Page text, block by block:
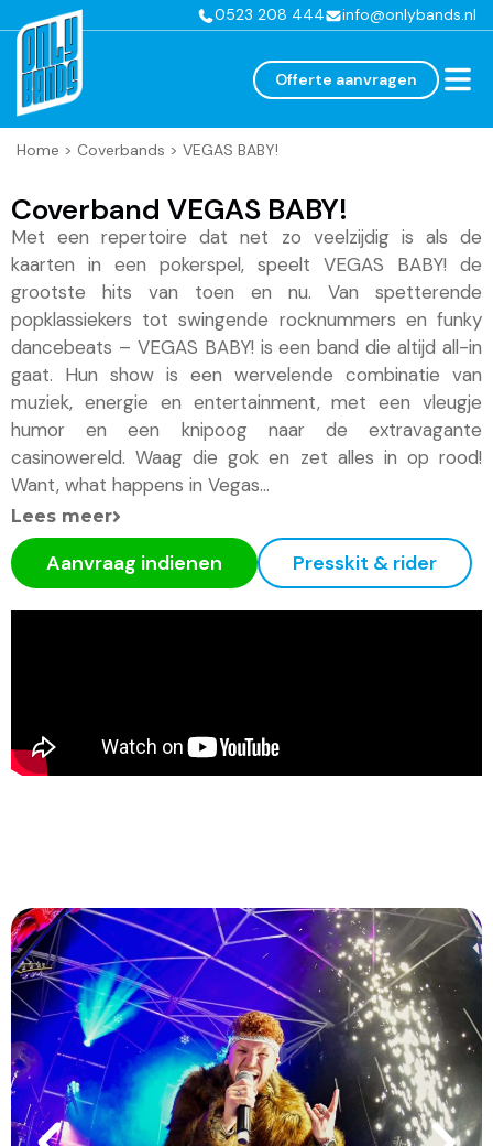
0523 208 444 info@onlybands.nl
Offerte aanvragen
Home > Coverbands > VEGAS BABY!
Coverband VEGAS BABY!
Met een repertoire dat net zo veelzijdig is als de
kaarten in een pokerspel, speelt VEGAS BABY! de
grootste hits van toen en nu. Van spetterende
popklassiekers tot swingende rocknummers en funky
dancebeats – VEGAS BABY! is een band die altijd all-in
gaat. Hun show is een wervelende combinatie van
muziek, energie en entertainment, met een vleugje
humor en een knipoog naar de extravagante
casinowereld. Waag die gok en zet alles in op rood!
Want, what happens in Vegas…
Lees meer
Aanvraag indienen Presskit & rider